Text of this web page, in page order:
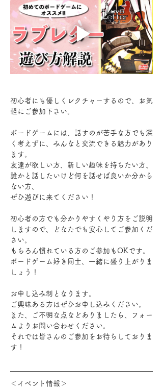
初心者にも優しくレクチャーするので、お気
軽にご参加下さい。
ボードゲームには、話すのが苦手な方でも深
く考えずに、みんなと交流できる魅力があり
ます。
友達が欲しい方、新しい趣味を持ちたい方、
誰かと話したいけど何を話せば良いか分から
ない方、
ぜひ遊びに来てください！
初心者の方でも分かりやすくやり方をご説明
しますので、どなたでも安心してご参加くだ
さい。
もちろん慣れている方のご参加もOKです。
ボードゲーム好き同士、一緒に盛り上がりま
しょう！
お申し込み制となります。
ご興味ある方はぜひお申し込みください。
また、ご不明な点などありましたら、フォー
ムよりお問い合わせください。
それでは皆さんのご参加をお待ちしておりま
す！
＜イベント情報＞